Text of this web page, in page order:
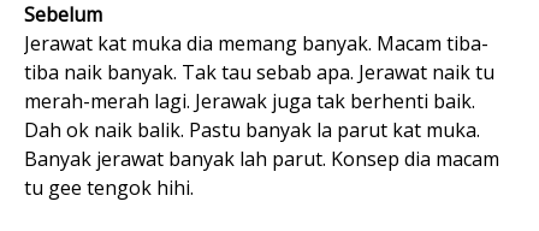
Sebelum
Jerawat kat muka dia memang banyak. Macam tiba-
tiba naik banyak. Tak tau sebab apa. Jerawat naik tu
merah-merah lagi. Jerawak juga tak berhenti baik.
Dah ok naik balik. Pastu banyak la parut kat muka.
Banyak jerawat banyak lah parut. Konsep dia macam
tu gee tengok hihi.